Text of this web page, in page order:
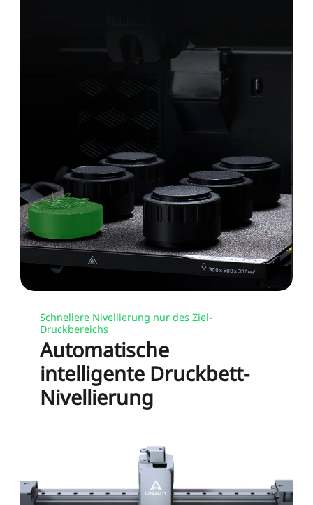
Schnellere Nivellierung nur des Ziel-
Druckbereichs
Automatische
intelligente Druckbett-
Nivellierung